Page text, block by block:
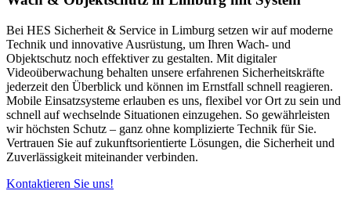
Bei HES Sicherheit & Service in Limburg setzen wir auf moderne
Technik und innovative Ausrüstung, um Ihren Wach- und
Objektschutz noch effektiver zu gestalten. Mit digitaler
Videoüberwachung behalten unsere erfahrenen Sicherheitskräfte
jederzeit den Überblick und können im Ernstfall schnell reagieren.
Mobile Einsatzsysteme erlauben es uns, flexibel vor Ort zu sein und
schnell auf wechselnde Situationen einzugehen. So gewährleisten
wir höchsten Schutz – ganz ohne komplizierte Technik für Sie.
Vertrauen Sie auf zukunftsorientierte Lösungen, die Sicherheit und
Zuverlässigkeit miteinander verbinden.
Kontaktieren Sie uns!